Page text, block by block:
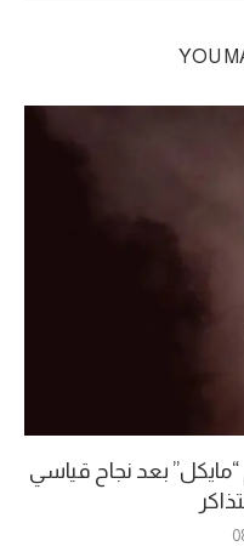
YOU
“مايكل” بعد نجاح قياسي